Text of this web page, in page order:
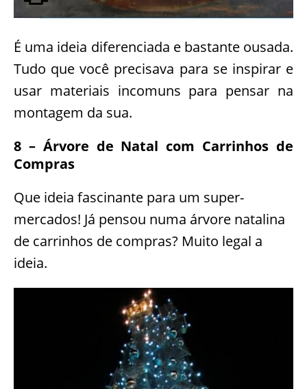
É uma ideia diferenciada e bastante ousada.
Tudo que você precisava para se inspirar e
usar materiais incomuns para pensar na
montagem da sua.
8 – Árvore de Natal com Carrinhos de
Compras
Que ideia fascinante para um super-
mercados! Já pensou numa árvore natalina
de carrinhos de compras? Muito legal a
ideia.